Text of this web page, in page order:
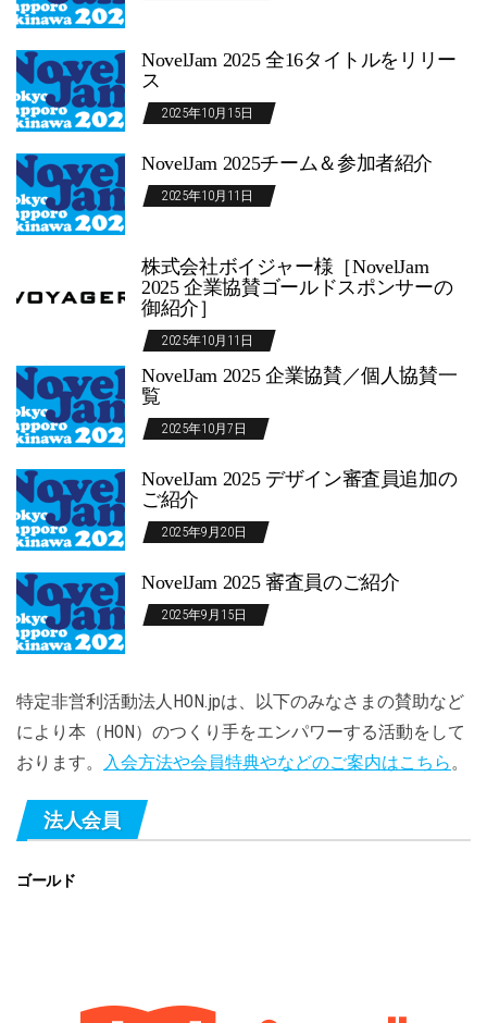
NovelJam 2025 全16タイトルをリリー
ス
2025年10月15日
NovelJam 2025チーム＆参加者紹介
2025年10月11日
株式会社ボイジャー様［NovelJam
2025 企業協賛ゴールドスポンサーの
御紹介］
2025年10月11日
NovelJam 2025 企業協賛／個人協賛一
覧
2025年10月7日
NovelJam 2025 デザイン審査員追加の
ご紹介
2025年9月20日
NovelJam 2025 審査員のご紹介
2025年9月15日
特定非営利活動法人HON.jpは、以下のみなさまの賛助など
により本（HON）のつくり手をエンパワーする活動をして
おります。
入会方法や会員特典やなどのご案内はこちら。
法人会員
ゴールド